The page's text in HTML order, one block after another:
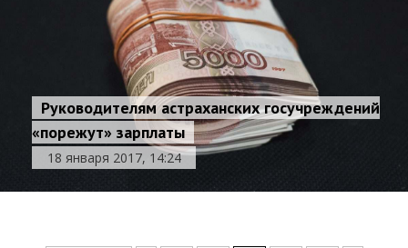
Руководителям астраханских госучреждений
«порежут» зарплаты
18 января 2017, 14:24